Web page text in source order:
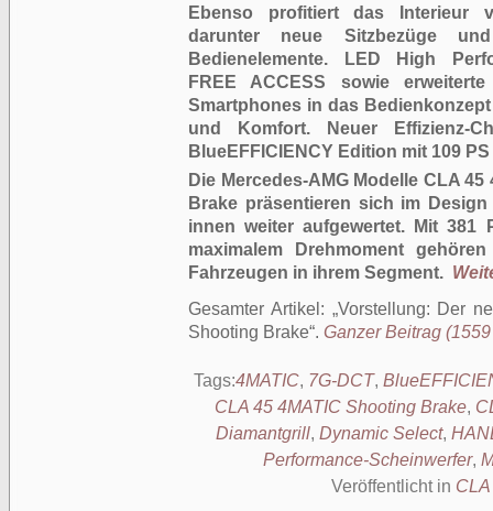
Ebenso profitiert das Interieur
darunter neue Sitzbezüge
Bedienelemente. LED High
FREE ACCESS sowie
Smartphones in das
und Komfort. Neuer Effizienz-
BlueEFFICIENCY Edition mit 109
Die Mercedes-AMG Modelle CLA
Brake präsentieren sich im
innen weiter aufgewertet. Mit 381
maximalem Drehmoment
Fahrzeugen in ihrem Segment.
Gesamter Artikel:
Vorstellung: Der
Shooting Brake . Ganzer Beitrag
Tags:4MATIC, 7G-DCT,
CLA 45 4MATIC Shooting Brake,
Diamantgrill, Dynamic Select,
Performance-Scheinwerfer,
Veröffentlicht in CLA